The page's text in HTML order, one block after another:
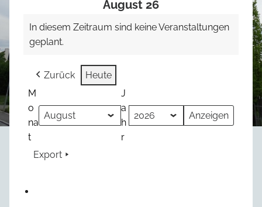
August 26
In diesem Zeitraum sind keine Veranstaltungen
geplant.
Zurück
Heute
M
o
na
t
J
a
h
r
Export